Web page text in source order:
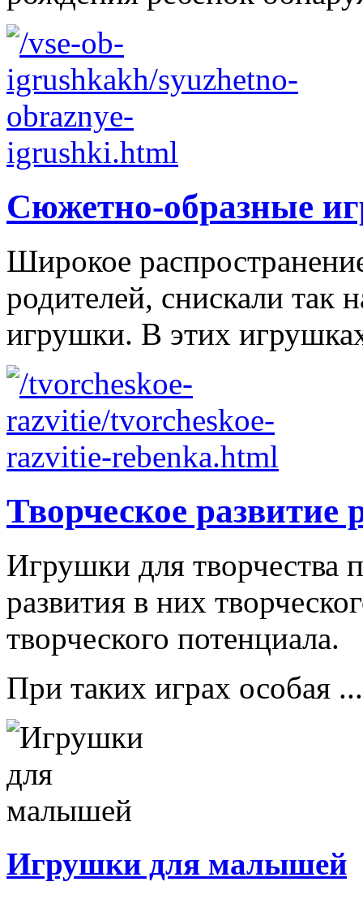
Сюжетно-образные
Широкое
родителей, снискали так
игрушки. В этих
Творческое развитие
Игрушки для творчества
развития в них
творческого потенциала.
При таких играх особая ...
Игрушки для малышей